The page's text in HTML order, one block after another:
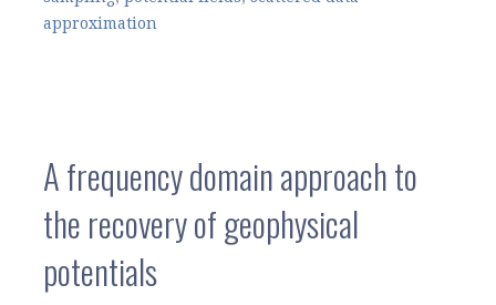
approximation
A frequency domain approach to
the recovery of geophysical
potentials